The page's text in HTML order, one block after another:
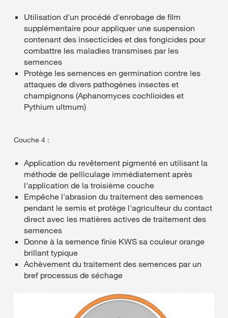
Utilisation d'un procédé d'enrobage de film
supplémentaire pour appliquer une suspension
contenant des insecticides et des fongicides pour
combattre les maladies transmises par les
semences
Protège les semences en germination contre les
attaques de divers pathogènes insectes et
champignons (Aphanomyces cochlioides et
Pythium ultmum)
Couche 4 :
Application du revêtement pigmenté en utilisant la
méthode de pelliculage immédiatement après
l'application de la troisième couche
Empêche l'abrasion du traitement des semences
pendant le semis et protège l'agriculteur du contact
direct avec les matières actives de traitement des
semences
Donne à la semence finie KWS sa couleur orange
brillant typique
Achèvement du traitement des semences par un
bref processus de séchage